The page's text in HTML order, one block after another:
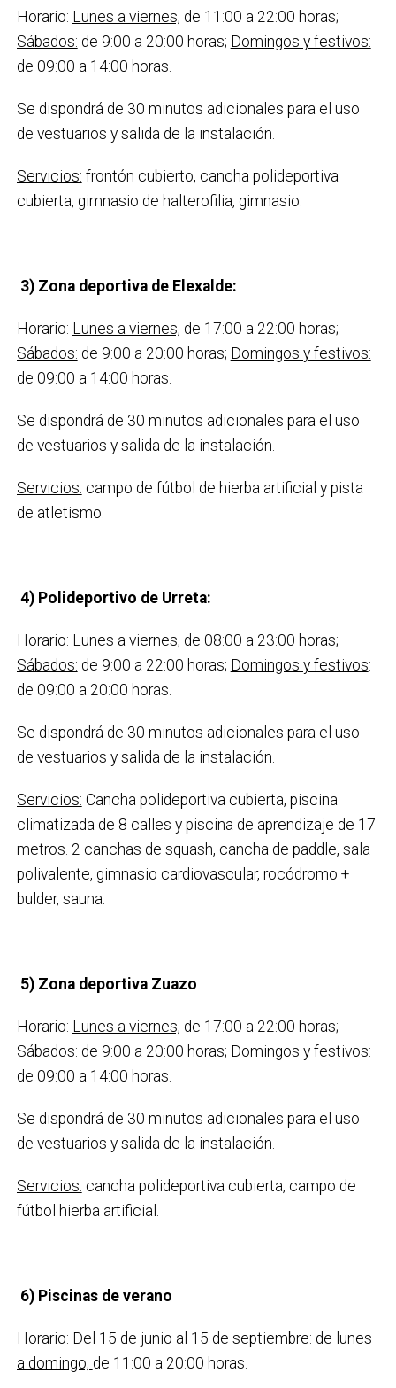
Horario: Lunes a viernes, de 11:00 a 22:00 horas;
Sábados: de 9:00 a 20:00 horas; Domingos y festivos:
de 09:00 a 14:00 horas.
Se dispondrá de 30 minutos adicionales para el uso
de vestuarios y salida de la instalación.
Servicios: frontón cubierto, cancha polideportiva
cubierta, gimnasio de halterofilia, gimnasio.
3) Zona deportiva de Elexalde:
Horario: Lunes a viernes, de 17:00 a 22:00 horas;
Sábados: de 9:00 a 20:00 horas; Domingos y festivos:
de 09:00 a 14:00 horas.
Se dispondrá de 30 minutos adicionales para el uso
de vestuarios y salida de la instalación.
Servicios: campo de fútbol de hierba artificial y pista
de atletismo.
4) Polideportivo de Urreta:
Horario: Lunes a viernes, de 08:00 a 23:00 horas;
Sábados: de 9:00 a 22:00 horas; Domingos y festivos:
de 09:00 a 20:00 horas.
Se dispondrá de 30 minutos adicionales para el uso
de vestuarios y salida de la instalación.
Servicios: Cancha polideportiva cubierta, piscina
climatizada de 8 calles y piscina de aprendizaje de 17
metros. 2 canchas de squash, cancha de paddle, sala
polivalente, gimnasio cardiovascular, rocódromo +
bulder, sauna.
5) Zona deportiva Zuazo
Horario: Lunes a viernes, de 17:00 a 22:00 horas;
Sábados: de 9:00 a 20:00 horas; Domingos y festivos:
de 09:00 a 14:00 horas.
Se dispondrá de 30 minutos adicionales para el uso
de vestuarios y salida de la instalación.
Servicios: cancha polideportiva cubierta, campo de
fútbol hierba artificial.
6) Piscinas de verano
Horario: Del 15 de junio al 15 de septiembre: de lunes
a domingo, de 11:00 a 20:00 horas.